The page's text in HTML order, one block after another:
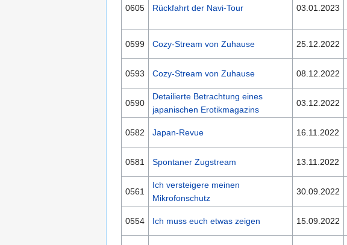
0605 Rückfahrt der Navi-Tour 03.01.2023
0599 Cozy-Stream von Zuhause 25.12.2022
0593 Cozy-Stream von Zuhause 08.12.2022
0590
Detailierte Betrachtung eines
japanischen Erotikmagazins
03.12.2022
0582 Japan-Revue 16.11.2022
0581 Spontaner Zugstream 13.11.2022
0561
Ich versteigere meinen
Mikrofonschutz
30.09.2022
0554 Ich muss euch etwas zeigen 15.09.2022